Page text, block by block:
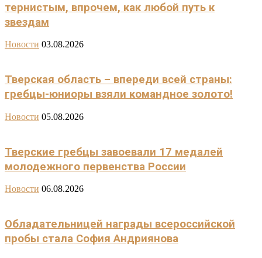
тернистым, впрочем, как любой путь к
звездам
Новости 03.08.2026
Тверская область – впереди всей страны:
гребцы-юниоры взяли командное золото!
Новости 05.08.2026
Тверские гребцы завоевали 17 медалей
молодежного первенства России
Новости 06.08.2026
Обладательницей награды всероссийской
пробы стала София Андриянова